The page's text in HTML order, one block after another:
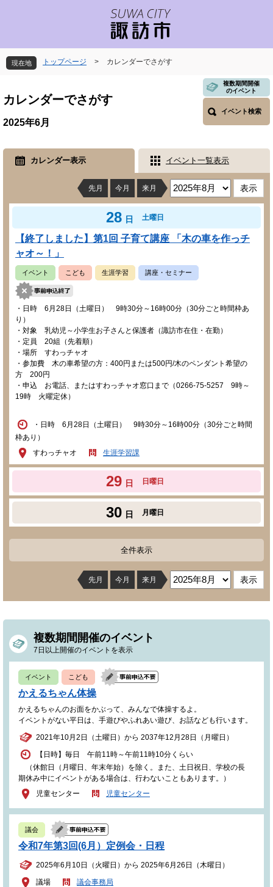
先
頭
す
を
飛
し
本
へ
現在地 トップページ > カレンダーでさがす
文
カレンダーでさがす
複数期間開催
のイベント
イベント検索
2025年6月
カレンダー表示 イベント一覧表示
先月 今月 来月
28 日 土曜日
【終了しました】第1回 子育て講座 「木の車を作っチ
ャオ～！」
イベント こども 生涯学習 講座・セミナー
・日時 6月28日（土曜日） 9時30分～16時00分（30分ごと時間枠あ
り）
・対象 乳幼児～小学生お子さんと保護者（諏訪市在住・在勤）
・定員 20組（先着順）
・場所 すわっチャオ
・参加費 木の車希望の方：400円または500円/木のペンダント希望の
方 200円
・申込 お電話、またはすわっチャオ窓口まで（0266-75-5257 9時～
19時 火曜定休）
・日時 6月28日（土曜日） 9時30分～16時00分（30分ごと時間
枠あり）
すわっチャオ
生涯学習課
29 日 日曜日
30 日 月曜日
全件表示
先月 今月 来月
複数期間開催のイベント
7日以上開催のイベントを表示
イベント こども
かえるちゃん体操
かえるちゃんのお面をかぶって、みんなで体操するよ。
イベントがない平日は、手遊びやふれあい遊び、お話なども行います。
2021年10月2日（土曜日）から 2037年12月28日（月曜日）
【日時】毎日 午前11時～午前11時10分くらい
（休館日（月曜日、年末年始）を除く。また、土日祝日、学校の長
期休み中にイベントがある場合は、行わないこともあります。）
児童センター
児童センター
議会
令和7年第3回(6月）定例会・日程
2025年6月10日（火曜日）から 2025年6月26日（木曜日）
議場
議会事務局